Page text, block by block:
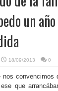
un
18/09/2013 0
nos convencimos
que